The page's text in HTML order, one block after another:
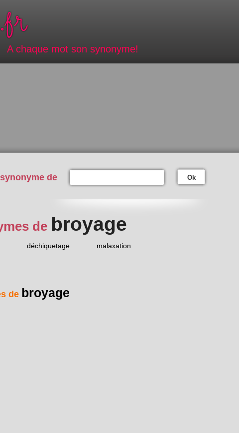
A chaque mot son synonyme!
de Ok
de broyage
déchiquetage malaxation
de broyage